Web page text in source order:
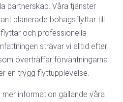
partnerskap. Våra tjänster
planerade bohagsflyttar till
och professionella
strävar vi alltid efter
överträffar förväntningarna
en trygg flyttupplevelse.
information gällande våra